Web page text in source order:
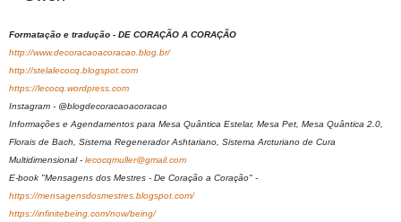
Formatação e tradução - DE CORAÇÃO A CORAÇÃO
http://www.decoracaoacoracao.blog.br/
http://stelalecocq.blogspot.com
https://lecocq.wordpress.com
Instagram - @blogdecoracaoacoracao
Informações e Agendamentos para Mesa Quântica Estelar, Mesa Pet, Mesa Quântica 2.0,
Florais de Bach, Sistema Regenerador Ashtariano, Sistema Arcturiano de Cura
Multidimensional - lecocqmuller@gmail.com
E-book "Mensagens dos Mestres - De Coração a Coração" -
https://mensagensdosmestres.blogspot.com/
https://infinitebeing.com/now/being/